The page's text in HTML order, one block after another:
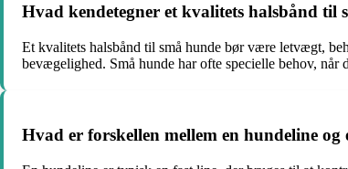
Hvad kendetegner et kvalitets halsbånd
Et kvalitets halsbånd til små hunde bør være letvægt,
bevægelighed. Små hunde har ofte specielle behov, når
Hvad er forskellen mellem en hundeline